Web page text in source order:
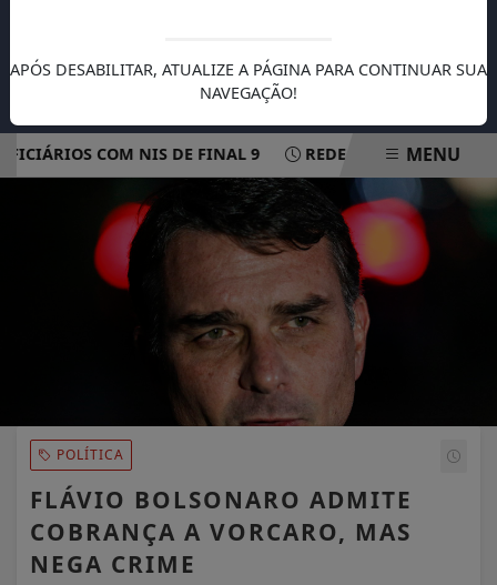
COM NIS DE FINAL 9 REDE ELÉTRICA MAIS
EM ALTA
MENU
POLÍTICA
FLÁVIO BOLSONARO ADMITE
COBRANÇA A VORCARO, MAS
NEGA CRIME
APÓS DESABILITAR, ATUALIZE A PÁGINA PARA CONTINUAR SUA
NAVEGAÇÃO!